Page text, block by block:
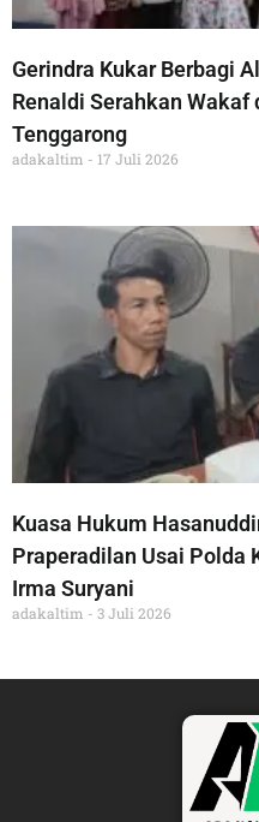
Gerindra Kukar Berbagi
Renaldi Serahkan Wakaf
Tenggarong
adakaltim 17 Juli 2026
Kuasa Hukum
Praperadilan Usai Polda
Irma Suryani
adakaltim 3 Juli 2026